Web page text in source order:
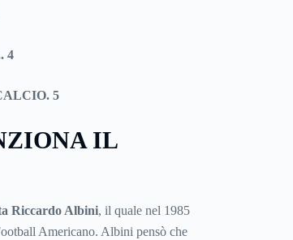
4
. 5
IL
Riccardo Albini, il quale nel 1985
Americano. Albini pensò che